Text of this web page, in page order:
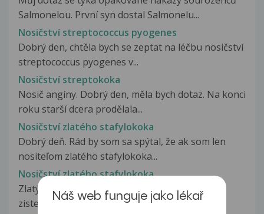
Salmonelou. První syn dostal Salmonelu...
Nosičství streptococcus pyogenes
Dobrý den, chtěla bych se zeptat na léčbu nosičství
streptococcus pyogenes v...
Nosičství streptokoka
Nosič angíny. Dobrý den, měla bych dotaz. Na konci
roku starší dcera prodělala...
Nosičství zlatého stafylokoka
Dobrý deň. Rád by som sa spýtal, že ak som len
nositeľom zlatého stafylokoka...
Nosičství zlatého stafylokoka
Zlatý stafylokok Dobrý deň, v lete 2016 mi bol
zistený zlatý stafyokok v hrdle...
Náš web funguje jako lékař